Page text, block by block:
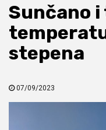
Sunčano i
stepena
07/09/2023